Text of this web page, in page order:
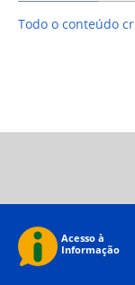
Todo o conteúdo